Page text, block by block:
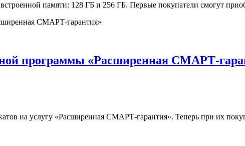
памяти: 128 ГБ и 256 ГБ. Первые покупатели смогут
программы «Расширенная СМАРТ-
на услугу «Расширенная СМАРТ-гарантия». Теперь при их